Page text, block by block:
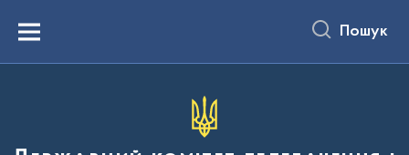
вмістуMenu Пошук